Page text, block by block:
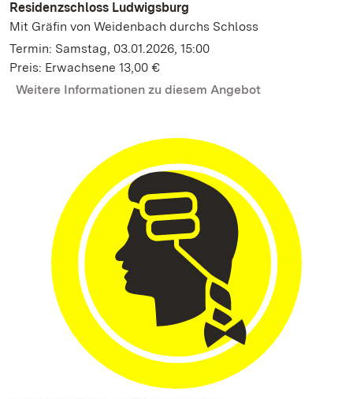
Residenzschloss Ludwigsburg
Mit Gräfin von Weidenbach durchs Schloss
Termin: Samstag, 03.01.2026, 15:00
Preis: Erwachsene 13,00 €
Weitere Informationen zu diesem Angebot